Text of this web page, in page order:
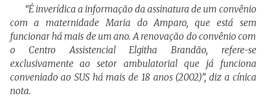
“É inverídica a informação da assinatura de um convênio
com a maternidade Maria do Amparo, que está sem
funcionar há mais de um ano. A renovação do convênio com
o Centro Assistencial Elgitha Brandão, refere-se
exclusivamente ao setor ambulatorial que já funciona
conveniado ao SUS há mais de 18 anos (2002)”, diz a cínica
nota.